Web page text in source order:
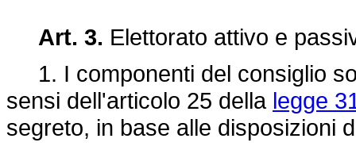
Art. 3. Elettorato attivo e
1. I componenti del consiglio
sensi dell'articolo 25 della legge
segreto, in base alle disposizioni